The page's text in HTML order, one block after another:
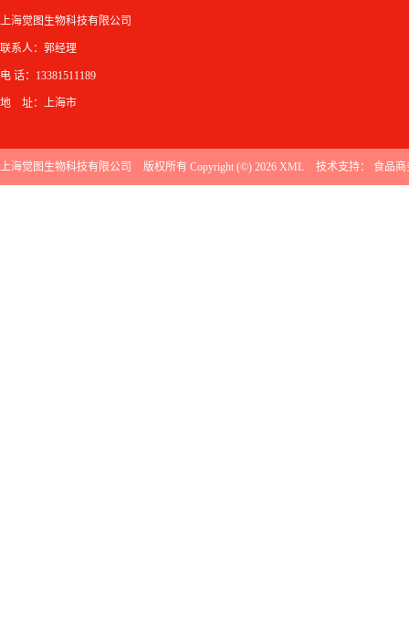
上海觉图生物科技有限公司
联系人：郭经理
电 话：13381511189
地 址：上海市
上海觉图生物科技有限公司 版权所有 Copyright (©) 2026 XML 技术支持： 食品商